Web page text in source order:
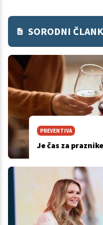
SORODNI
PREVENTIVA
Je čas za